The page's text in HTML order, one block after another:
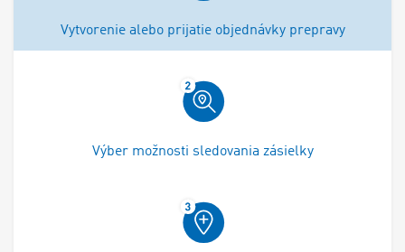
Vytvorenie alebo prijatie objednávky prepravy
Výber možnosti sledovania zásielky